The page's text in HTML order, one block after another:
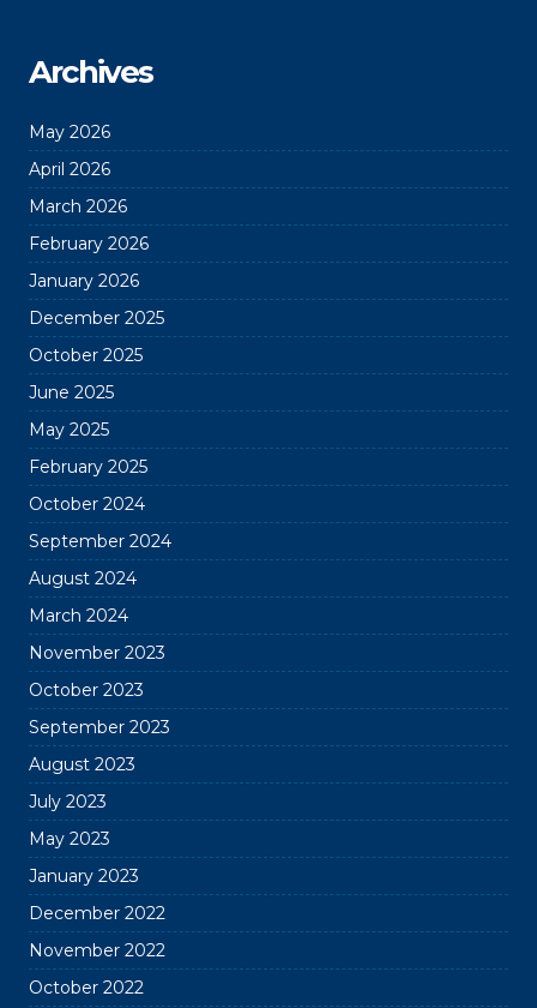
Archives
May 2026
April 2026
March 2026
February 2026
January 2026
December 2025
October 2025
June 2025
May 2025
February 2025
October 2024
September 2024
August 2024
March 2024
November 2023
October 2023
September 2023
August 2023
July 2023
May 2023
January 2023
December 2022
November 2022
October 2022